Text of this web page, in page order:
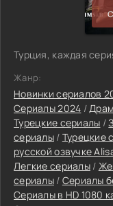
Турция, каждая
Жанр:
Новинки сериалов
Сериалы 2024 /
Турецкие сериалы /
сериалы/ Турецкие
русской озвучке
Легкие сериалы/
сериалы/ Сериалы
Сериалы в HD 1080